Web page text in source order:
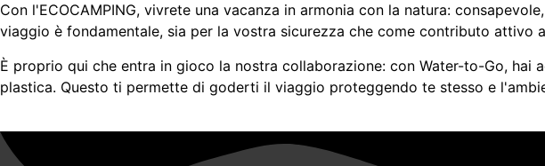
Con l'ECOCAMPING, vivrete una vacanza in armonia con la natura:
viaggio è fondamentale, sia per la vostra sicurezza che come contributo attivo
È proprio qui che entra in gioco la nostra collaborazione: con Water-to-Go,
plastica. Questo ti permette di goderti il viaggio proteggendo te stesso e